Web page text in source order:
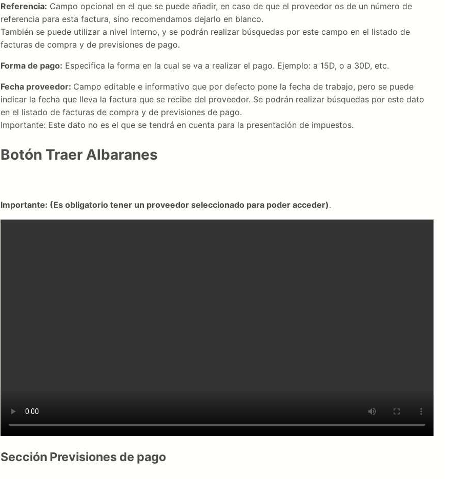
Referencia: Campo opcional en el que se puede añadir, en caso de que el proveedor os de un número de
referencia para esta factura, sino recomendamos dejarlo en blanco.
También se puede utilizar a nivel interno, y se podrán realizar búsquedas por este campo en el listado de
facturas de compra y de previsiones de pago.
Forma de pago: Especifica la forma en la cual se va a realizar el pago. Ejemplo: a 15D, o a 30D, etc.
Fecha proveedor: Campo editable e informativo que por defecto pone la fecha de trabajo, pero se puede
indicar la fecha que lleva la factura que se recibe del proveedor. Se podrán realizar búsquedas por este dato
en el listado de facturas de compra y de previsiones de pago.
Importante: Este dato no es el que se tendrá en cuenta para la presentación de impuestos.
Botón Traer Albaranes
Importante: (Es obligatorio tener un proveedor seleccionado para poder acceder).
Sección Previsiones de pago